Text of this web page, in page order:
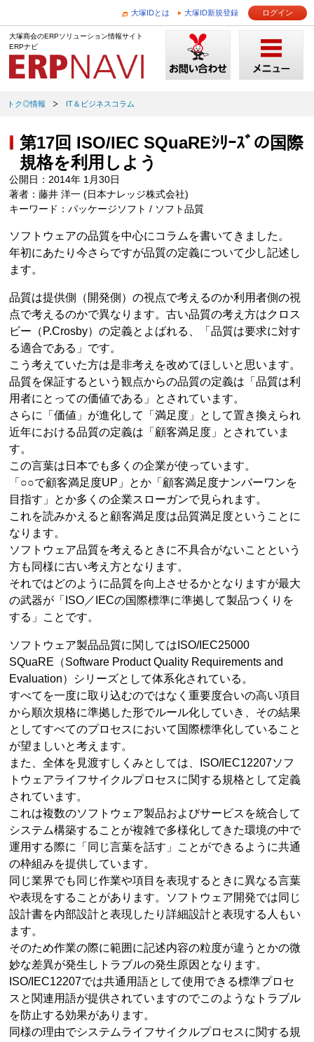
大塚IDとは 大塚ID新規登録 ログイン
大塚商会のERPソリューション情報サイト
ERPナビ
トク◎情報 IT＆ビジネスコラム
第17回 ISO/IEC SQuaREｼﾘｰｽﾞの国際
規格を利用しよう
公開日：2014年 1月30日
著者：藤井 洋一 (日本ナレッジ株式会社)
キーワード：パッケージソフト / ソフト品質
ソフトウェアの品質を中心にコラムを書いてきました。
年初にあたり今さらですが品質の定義について少し記述し
ます。
品質は提供側（開発側）の視点で考えるのか利用者側の視
点で考えるのかで異なります。古い品質の考え方はクロス
ビー（P.Crosby）の定義とよばれる、「品質は要求に対す
る適合である」です。
こう考えていた方は是非考えを改めてほしいと思います。
品質を保証するという観点からの品質の定義は「品質は利
用者にとっての価値である」とされています。
さらに「価値」が進化して「満足度」として置き換えられ
近年における品質の定義は「顧客満足度」とされていま
す。
この言葉は日本でも多くの企業が使っています。
「○○で顧客満足度UP」とか「顧客満足度ナンバーワンを
目指す」とか多くの企業スローガンで見られます。
これを読みかえると顧客満足度は品質満足度ということに
なります。
ソフトウェア品質を考えるときに不具合がないことという
方も同様に古い考え方となります。
それではどのように品質を向上させるかとなりますが最大
の武器が「ISO／IECの国際標準に準拠して製品つくりを
する」ことです。
ソフトウェア製品品質に関してはISO/IEC25000
SQuaRE（Software Product Quality Requirements and
Evaluation）シリーズとして体系化されている。
すべてを一度に取り込むのではなく重要度合いの高い項目
から順次規格に準拠した形でルール化していき、その結果
としてすべてのプロセスにおいて国際標準化していること
が望ましいと考えます。
また、全体を見渡すしくみとしては、ISO/IEC12207ソフ
トウェアライフサイクルプロセスに関する規格として定義
されています。
これは複数のソフトウェア製品およびサービスを統合して
システム構築することが複雑で多様化してきた環境の中で
運用する際に「同じ言葉を話す」ことができるように共通
の枠組みを提供しています。
同じ業界でも同じ作業や項目を表現するときに異なる言葉
や表現をすることがあります。ソフトウェア開発では同じ
設計書を内部設計と表現したり詳細設計と表現する人もい
ます。
そのため作業の際に範囲に記述内容の粒度が違うとかの微
妙な差異が発生しトラブルの発生原因となります。
ISO/IEC12207では共通用語として使用できる標準プロセ
スと関連用語が提供されていますのでこのようなトラブル
を防止する効果があります。
同様の理由でシステムライフサイクルプロセスに関する規